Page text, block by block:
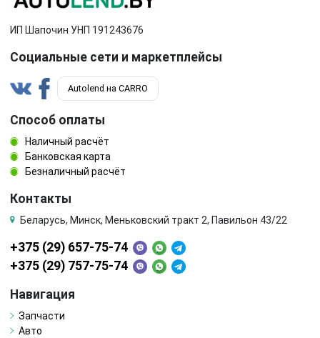
ИП Шапочин УНП 191243676
Социальные сети и маркетплейсы
Autolend на CARRO
Способ оплаты
Наличный расчёт
Банковская карта
Безналичный расчёт
Контакты
Беларусь, Минск, Меньковский тракт 2, Павильон 43/22
+375 (29) 657-75-74
+375 (29) 757-75-74
Навигация
Запчасти
Авто